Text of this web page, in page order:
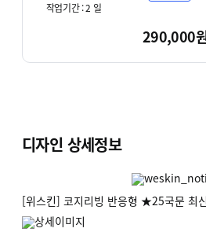
작업기간 :2 일
290,000
디자인 상세정보
[위스킨] 코지리빙 반응형 ★25국문 최